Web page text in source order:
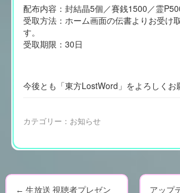
配布内容：封結晶5個／賽銭1500／霊
受取方法：ホーム画面の伝書よりお受け
す。
受取期限：30日
今後とも「東方LostWord」をよろしくお
カテゴリー： お知らせ
← 生放送 視聴者プレゼン
アップ